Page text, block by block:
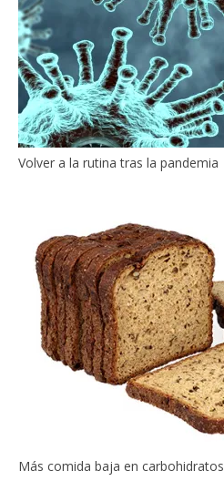
Volver a la rutina tras la pandemia
Más comida baja en carbohidratos